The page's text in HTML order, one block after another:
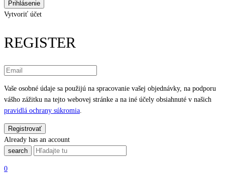
Vytvoriť účet
REGISTER
Vaše osobné údaje sa použijú na spracovanie vašej objednávky, na podporu
vášho zážitku na tejto webovej stránke a na iné účely obsiahnuté v našich
pravidlá ochrany súkromia
Already has an account
search
0